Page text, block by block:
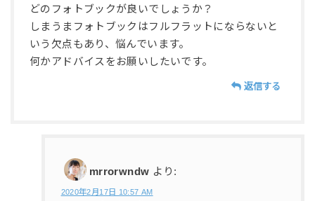
どのフォトブックが良いでしょうか？
しまうまフォトブックはフルフラットにならないと
いう欠点もあり、悩んでいます。
何かアドバイスをお願いしたいです。
返信する
mrrorwndw より:
2020年2月17日 10:57 AM